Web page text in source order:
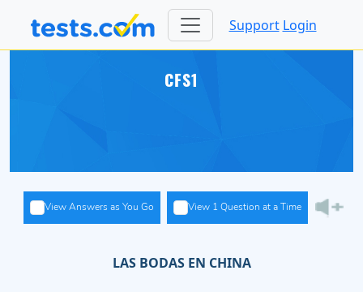
Support Login
CFS1
View Answers as You Go View 1 Question at a Time
LAS BODAS EN CHINA